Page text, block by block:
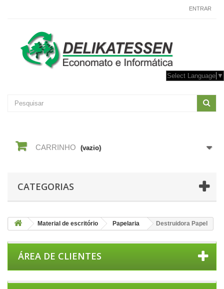
ENTRAR
Select Language ▼
CARRINHO (vazio)
CATEGORIAS
Material de escritório Papelaria Destruidora Papel
ÁREA DE CLIENTES